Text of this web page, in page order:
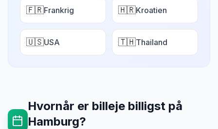
🇫🇷Frankrig 🇭🇷Kroatien
🇺🇸USA 🇹🇭Thailand
Hvornår er billeje billigst på
Hamburg?